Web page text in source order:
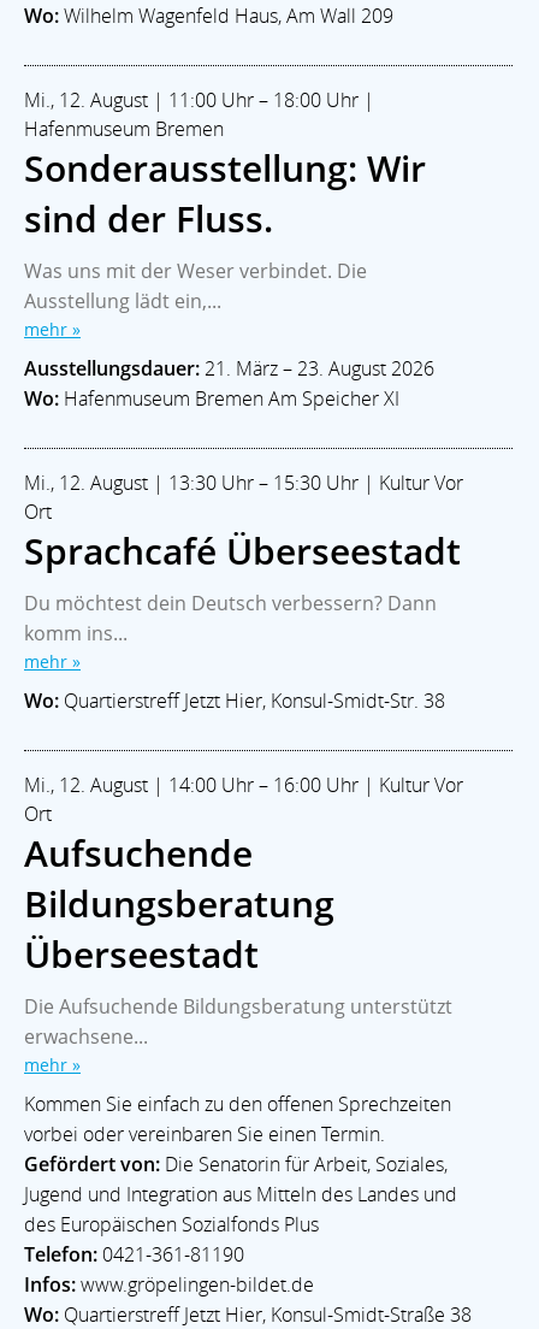
Wo:Wilhelm Wagenfeld Haus, Am Wall 209
Mi., 12. August | 11:00 Uhr – 18:00 Uhr |
Hafenmuseum Bremen
Sonderausstellung: Wir
sind der Fluss.
Was uns mit der Weser verbindet. Die
Ausstellung lädt ein,...
mehr »
Ausstellungsdauer:21. März – 23. August 2026
Wo: Hafenmuseum Bremen Am Speicher XI
Mi., 12. August | 13:30 Uhr – 15:30 Uhr | Kultur Vor
Ort
Sprachcafé Überseestadt
Du möchtest dein Deutsch verbessern? Dann
komm ins...
mehr »
Wo: Quartierstreff Jetzt Hier, Konsul-Smidt-Str. 38
Mi., 12. August | 14:00 Uhr – 16:00 Uhr | Kultur Vor
Ort
Aufsuchende
Bildungsberatung
Überseestadt
Die Aufsuchende Bildungsberatung unterstützt
erwachsene...
mehr »
Kommen Sie einfach zu den offenen Sprechzeiten
vorbei oder vereinbaren Sie einen Termin.
Gefördert von: Die Senatorin für Arbeit, Soziales,
Jugend und Integration aus Mitteln des Landes und
des Europäischen Sozialfonds Plus
Telefon: 0421-361-81190
Infos:www.gröpelingen-bildet.de
Wo: Quartierstreff Jetzt Hier, Konsul-Smidt-Straße 38